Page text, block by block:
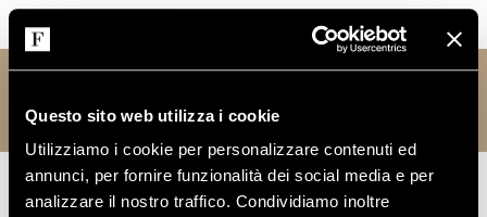
Questo sito web utilizza i cookie
Utilizziamo i cookie per personalizzare contenuti ed
annunci, per fornire funzionalità dei social media e per
analizzare il nostro traffico. Condividiamo inoltre
поиск reserved area